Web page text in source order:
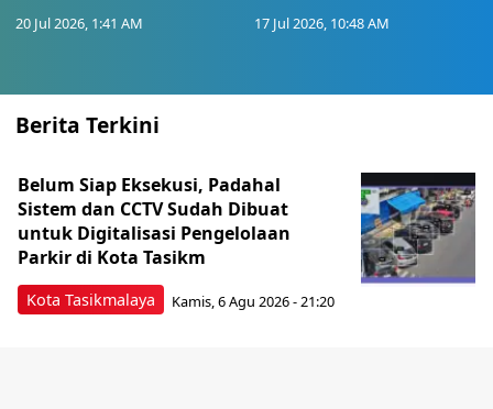
20 Jul 2026, 1:41 AM 17 Jul 2026, 10:48 AM
Berita Terkini
Kota Tasikmalaya
Belum Siap Eksekusi, Padahal
Sistem dan CCTV Sudah Dibuat
untuk Digitalisasi Pengelolaan
Parkir di Kota Tasikm
Kamis, 6 Agu 2026 - 21:20